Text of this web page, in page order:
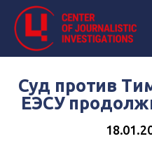
Суд против
ЕЭСУ